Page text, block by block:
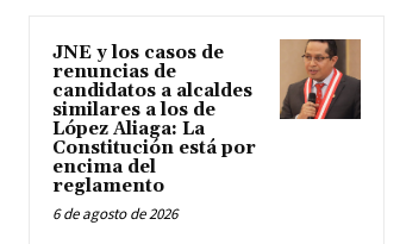
JNE y los casos de
renuncias de
candidatos a alcaldes
similares a los de
López Aliaga: La
Constitución está por
encima del
reglamento
6 de agosto de 2026